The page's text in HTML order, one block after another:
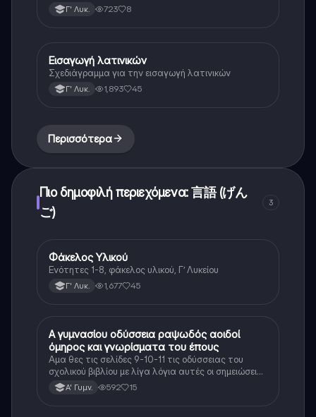
Γ' Λυκ. 723 8
Λατινικά
Εισαγωγή λατινικών
Σχεδιάγραμμα για την εισαγωγή λατινικών
Γ' Λυκ. 1,893 45
Περισσότερα
Πιο δημοφιλή περιεχόμενα: 言語 (げん
ご)
3
Αρχαία Ελληνικά
Φάκελος Υλικού
Ενότητες 1-8, φάκελος υλικού, Γ’ Λυκείου
Γ' Λυκ. 1,677 45
Αρχαία Ελληνικά
Α γυμνασίου οδύσσεια ραψωδός αοιδοί
όμηρος και γνωρίσματα του έπους
Αμα θες τις σελίδες 9-10-11 τις οδύσσειας του
σχολικού βιβλίου με λίγα λόγια αυτές οι σημειώσεις
θα σε βοηθήσουν αρκετά στο διάβασμα σου
Α' Γυμν. 592 15